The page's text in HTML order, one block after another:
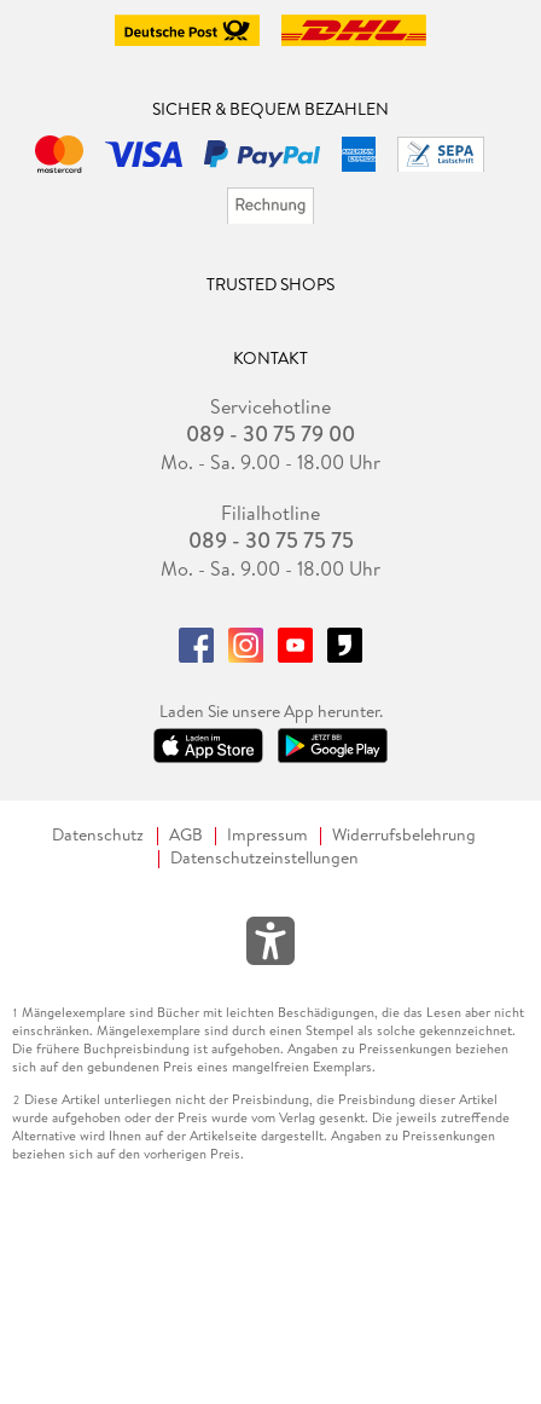
SICHER & BEQUEM BEZAHLEN
TRUSTED SHOPS
KONTAKT
Servicehotline
089 - 30 75 79 00
Mo. - Sa. 9.00 - 18.00 Uhr
Filialhotline
089 - 30 75 75 75
Mo. - Sa. 9.00 - 18.00 Uhr
Laden Sie unsere App herunter.
Datenschutz AGB Impressum
Widerrufsbelehrung
Datenschutzeinstellungen
1 Mängelexemplare sind Bücher mit leichten Beschädigungen, die das Lesen aber nicht
einschränken. Mängelexemplare sind durch einen Stempel als solche gekennzeichnet.
Die frühere Buchpreisbindung ist aufgehoben. Angaben zu Preissenkungen beziehen
sich auf den gebundenen Preis eines mangelfreien Exemplars.
2 Diese Artikel unterliegen nicht der Preisbindung, die Preisbindung dieser Artikel
wurde aufgehoben oder der Preis wurde vom Verlag gesenkt. Die jeweils zutreffende
Alternative wird Ihnen auf der Artikelseite dargestellt. Angaben zu Preissenkungen
beziehen sich auf den vorherigen Preis.